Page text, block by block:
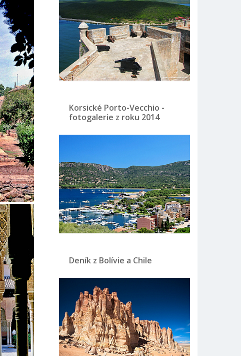
Korsické Porto-Vecchio -
fotogalerie z roku 2014
Deník z Bolívie a Chile